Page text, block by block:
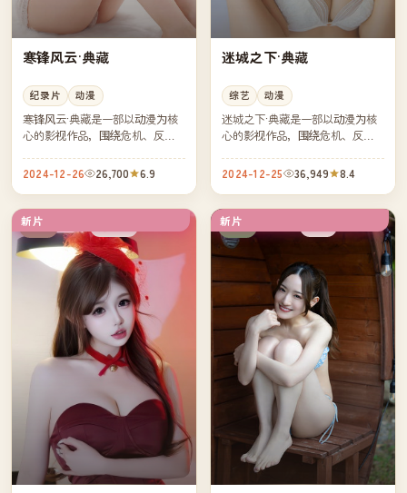
寒锋风云·典藏
纪录片 动漫
寒锋风云·典藏是一部以动漫为核
心的影视作品，围绕危机、反转
凑，值得推荐观看。
2024-12-26 26,700 6.9
迷城之下·典藏
综艺 动漫
迷城之下·典藏是一部以动漫为核
心的影视作品，围绕危机、反转
凑，值得推荐观看。
2024-12-25 36,949 8.4
新片
美国 新片
日本